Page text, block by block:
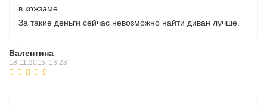
в кожзаме.
За такие деньги сейчас невозможно найти диван лучше.
Валентина
18.11.2015, 13:28